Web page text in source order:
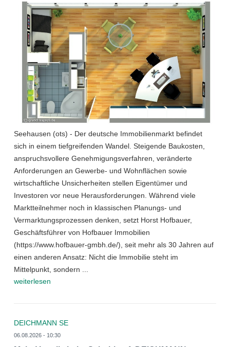
Seehausen (ots) - Der deutsche Immobilienmarkt befindet
sich in einem tiefgreifenden Wandel. Steigende Baukosten,
anspruchsvollere Genehmigungsverfahren, veränderte
Anforderungen an Gewerbe- und Wohnflächen sowie
wirtschaftliche Unsicherheiten stellen Eigentümer und
Investoren vor neue Herausforderungen. Während viele
Marktteilnehmer noch in klassischen Planungs- und
Vermarktungsprozessen denken, setzt Horst Hofbauer,
Geschäftsführer von Hofbauer Immobilien
(https://www.hofbauer-gmbh.de/), seit mehr als 30 Jahren auf
einen anderen Ansatz: Nicht die Immobilie steht im
Mittelpunkt, sondern ...
weiterlesen
DEICHMANN SE
06.08.2026 - 10:30